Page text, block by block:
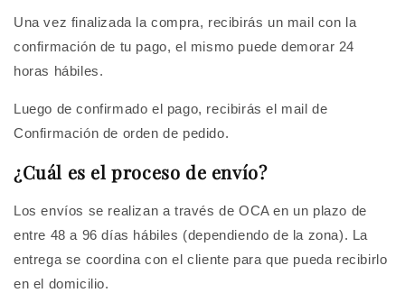
Una vez finalizada la compra, recibirás un mail con la
confirmación de tu pago, el mismo puede demorar 24
horas hábiles.
Luego de confirmado el pago, recibirás el mail de
Confirmación de orden de pedido.
¿Cuál es el proceso de envío?
Los envíos se realizan a través de OCA en un plazo de
entre 48 a 96 días hábiles (dependiendo de la zona). La
entrega se coordina con el cliente para que pueda recibirlo
en el domicilio.